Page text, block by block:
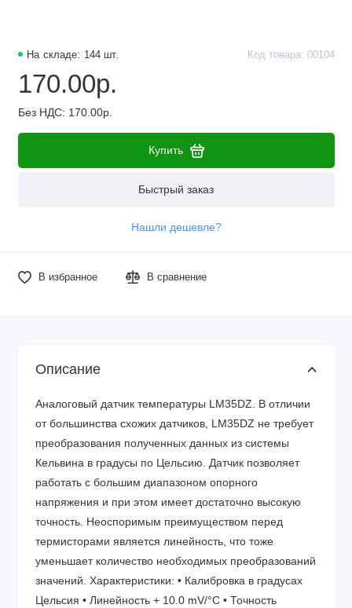
Разъёмы, штекеры и соединители
Резисторы
Реле
Стабилизаторы питания
На складе: 144 шт. Код товара: 00104
170.00р.
Без НДС: 170.00р.
Купить
Быстрый заказ
Нашли дешевле?
В избранное В сравнение
Описание
Аналоговый датчик температуры LM35DZ. В отличии
от большинства схожих датчиков, LM35DZ не требует
преобразования полученных данных из системы
Кельвина в градусы по Цельсию. Датчик позволяет
работать с большим диапазоном опорного
напряжения и при этом имеет достаточно высокую
точность. Неоспоримым преимуществом перед
термисторами является линейность, что тоже
уменьшает количество необходимых преобразований
значений. Характеристики: • Калибровка в градусах
Цельсия • Линейность + 10.0 mV/°C • Точность